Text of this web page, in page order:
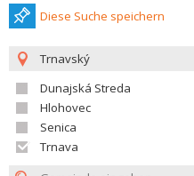
Diese Suche speichern
Trnavský
Dunajská Streda
Hlohovec
Senica
Trnava